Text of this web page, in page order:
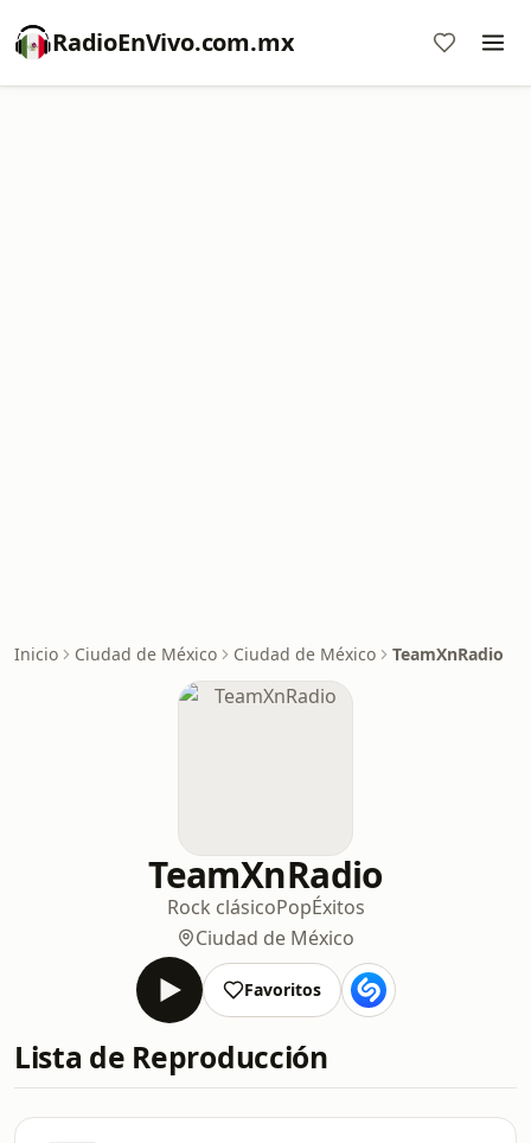
RadioEnVivo.com.mx
Inicio Ciudad de México Ciudad de México TeamXnRadio
TeamXnRadio
Rock clásicoPopÉxitos
Ciudad de México
Favoritos
Lista de Reproducción